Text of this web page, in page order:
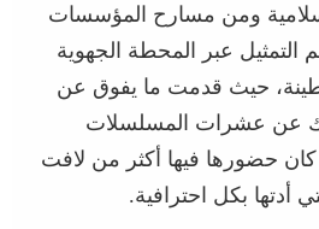
ومن مسارح المؤسسات
التمثيل عبر المحطة الجهوية
حيث قدمت ما يفوق عن
عن عشرات المسلسلات
كان حضورها فيها أكثر من لافت
أدتها بكل احترافية.